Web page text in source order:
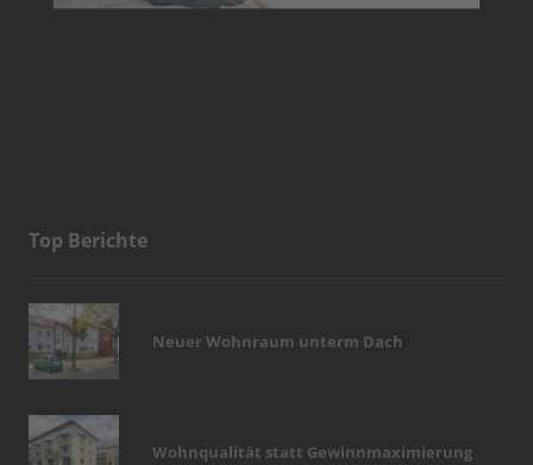
Top Berichte
Neuer Wohnraum unterm Dach
Wohnqualität statt Gewinnmaximierung